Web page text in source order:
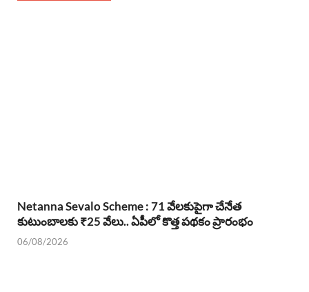
Netanna Sevalo Scheme : 71 వేలకుపైగా చేనేత
కుటుంబాలకు ₹25 వేలు.. ఏపీలో కొత్త పథకం ప్రారంభం
06/08/2026